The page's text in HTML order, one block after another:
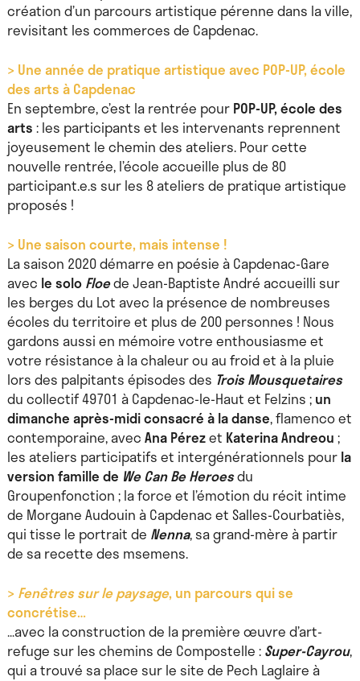
création d’un parcours artistique pérenne dans la ville,
revisitant les commerces de Capdenac.
> Une année de pratique artistique avec POP-UP, école
des arts à Capdenac
En septembre, c’est la rentrée pourPOP-UP, école des
arts: les participants et les intervenants reprennent
joyeusement le chemin des ateliers. Pour cette
nouvelle rentrée, l’école accueille plus de 80
participant.e.s sur les 8 ateliers de pratique artistique
proposés !
> Une saison courte, mais intense !
La saison 2020 démarre en poésie à Capdenac-Gare
avec le soloFloede Jean-Baptiste André accueilli sur
les berges du Lot avec la présence de nombreuses
écoles du territoire et plus de 200 personnes ! Nous
gardons aussi en mémoire votre enthousiasme et
votre résistance à la chaleur ou au froid et à la pluie
lors des palpitants épisodes des Trois Mousquetaires
du collectif 49701 à Capdenac-le-Haut et Felzins ;un
dimanche après-midi consacré à la danse, flamenco et
contemporaine, avecAna Pérezet Katerina Andreou;
les ateliers participatifs et intergénérationnels pourla
version famille de We Can Be Heroesdu
Groupenfonction ; la force et l’émotion du récit intime
de Morgane Audouin à Capdenac et Salles-Courbatiès,
qui tisse le portrait de Nenna, sa grand-mère à partir
de sa recette des msemens.
> Fenêtres sur le paysage, un parcours qui se
concrétise…
…avec la construction de la première œuvre d’art-
refuge sur les chemins de Compostelle :Super-Cayrou,
qui a trouvé sa place sur le site de Pech Laglaire à